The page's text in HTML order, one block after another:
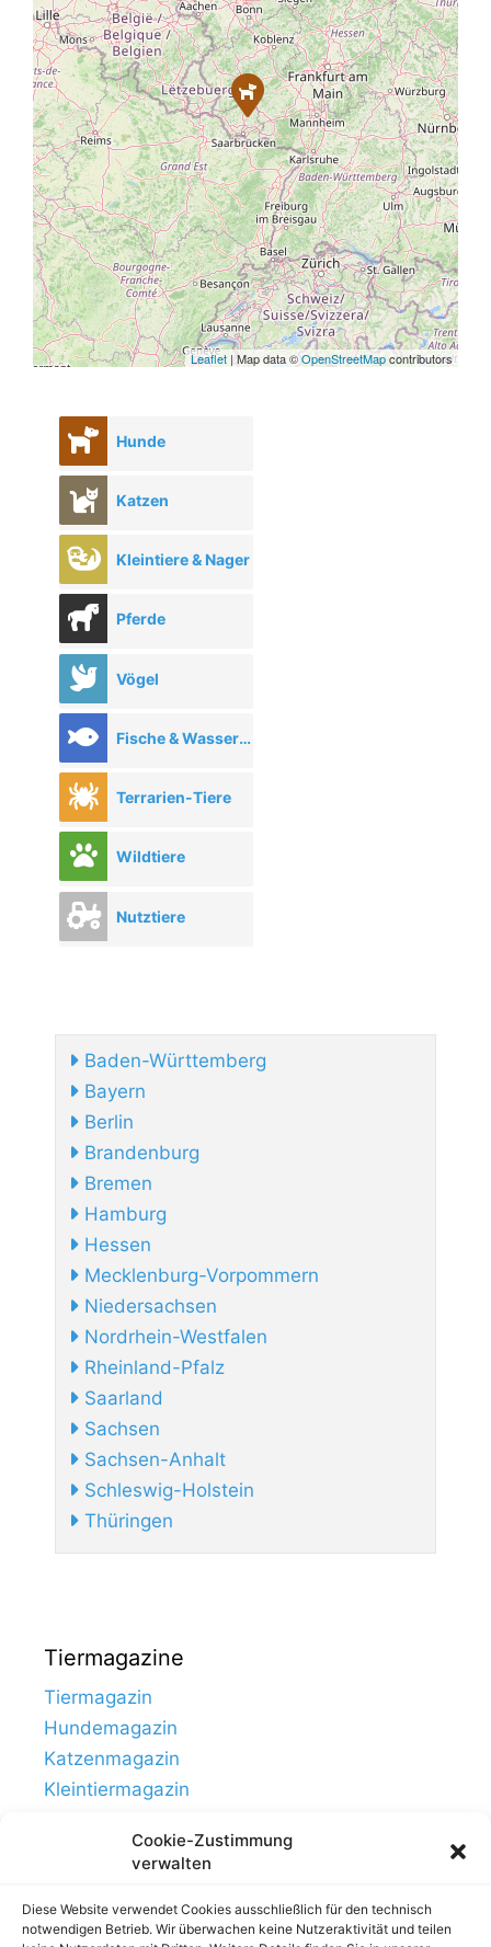
Cookie-Zustimmung
verwalten
Diese Website verwendet Cookies ausschließlich für den technisch
notwendigen Betrieb. Wir überwachen keine Nutzeraktivität und teilen
Leaflet | Map data ©OpenStreetMapcontributors
Hunde
Katzen
Kleintiere & Nager
Pferde
Vögel
Fische & Wassertiere
Terrarien-Tiere
Wildtiere
Nutztiere
Baden-Württemberg
Bayern
Berlin
Brandenburg
Bremen
Hamburg
Hessen
Mecklenburg-Vorpommern
Niedersachsen
Nordrhein-Westfalen
Rheinland-Pfalz
Saarland
Sachsen
Sachsen-Anhalt
Schleswig-Holstein
Thüringen
Tiermagazine
Tiermagazin
Hundemagazin
Katzenmagazin
Kleintiermagazin